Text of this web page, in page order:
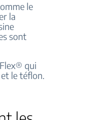
le
la
sont
qui
le téflon.